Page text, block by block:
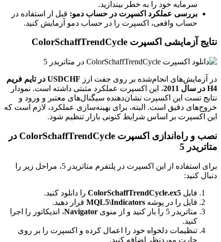
سرمایه خود را به خطر بیندازید.
بررسی عملکرد اکسپرت در حساب دمو: قبل از استفاده در
حساب واقعی، اکسپرت را در حساب دمو آزمایش کنید.
نتایج آزمایشی اکسپرت ColorSchaffTrendCycle
در آزمایش‌های انجام‌شده بر روی جفت ارز
USDCHF در تایم فریم
H4 در سال 2011
، این اکسپرت عملکرد مثبتی داشته است. نمودار
نتایج تست این اکسپرت نشان‌دهنده سیگنال‌های معتبر و ورود و
خروج‌های دقیق است. البته، برای بهینه‌سازی عملکرد، لازم است که
این اکسپرت بر اساس شرایط کنونی بازار تنظیم شود.
نصب و راه‌اندازی اکسپرت ColorSchaffTrendCycle در
متاتریدر 5
برای استفاده از این اکسپرت در پلتفرم متاتریدر 5، مراحل زیر را
دنبال کنید:
فایل ColorSchaffTrendCycle.ex5 را دانلود کنید.
فایل را در پوشه MQL5\Indicators قرار دهید.
متاتریدر 5 را باز کنید و از منوی
Navigator، اندیکاتور را اجرا
کنید.
تنظیمات دلخواه خود را اعمال کرده و اکسپرت را بر روی
چارت موردنظر اضافه کنید.